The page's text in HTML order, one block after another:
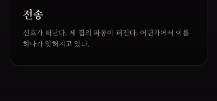
전송
신호가 떠난다. 세 겹의 파동이 퍼진다. 어딘가에서 이름
하나가 잊혀지고 있다.